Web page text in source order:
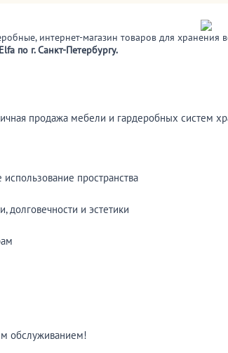
интернет-магазин товаров для хранения
по г. Санкт-Петербургу.
продажа мебели и гардеробных систем
пространства
и эстетики
обслуживанием!